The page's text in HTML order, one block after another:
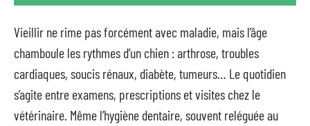
Vieillir ne rime pas forcément avec maladie, mais l’âge
chamboule les rythmes d’un chien : arthrose, troubles
cardiaques, soucis rénaux, diabète, tumeurs… Le quotidien
s’agite entre examens, prescriptions et visites chez le
vétérinaire. Même l’hygiène dentaire, souvent reléguée au